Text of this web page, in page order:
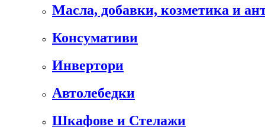
Масла, добавки, козметика и
Консумативи
Инвертори
Автолебедки
Шкафове и Стелажи